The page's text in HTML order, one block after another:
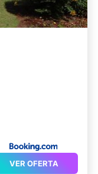
VER OFERTA